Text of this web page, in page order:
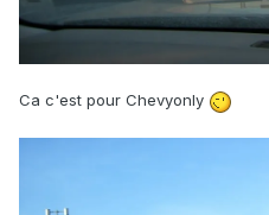
Ca c'est pour Chevyonly